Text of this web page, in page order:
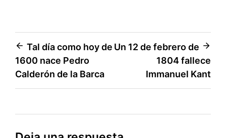
Navegación
de
entradas
Tal día como hoy de
1600 nace Pedro
Calderón de la Barca
Un 12 de febrero de
1804 fallece
Immanuel Kant